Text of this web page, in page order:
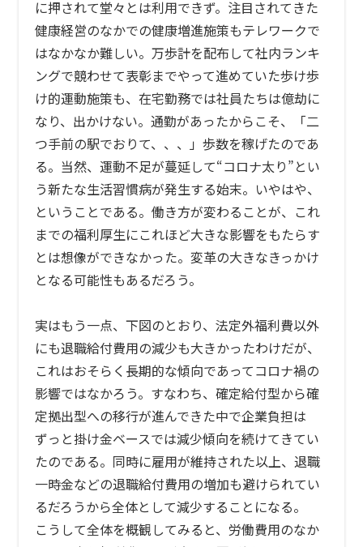
に押されて堂々とは利用できず。注目されてきた
健康経営のなかでの健康増進施策もテレワークで
はなかなか難しい。万歩計を配布して社内ランキ
ングで競わせて表彰までやって進めていた歩け歩
け的運動施策も、在宅勤務では社員たちは億劫に
なり、出かけない。通勤があったからこそ、「二
つ手前の駅でおりて、、、」歩数を稼げたのであ
る。当然、運動不足が蔓延して“コロナ太り”とい
う新たな生活習慣病が発生する始末。いやはや、
ということである。働き方が変わることが、これ
までの福利厚生にこれほど大きな影響をもたらす
とは想像ができなかった。変革の大きなきっかけ
となる可能性もあるだろう。
実はもう一点、下図のとおり、法定外福利費以外
にも退職給付費用の減少も大きかったわけだが、
これはおそらく長期的な傾向であってコロナ禍の
影響ではなかろう。すなわち、確定給付型から確
定拠出型への移行が進んできた中で企業負担は
ずっと掛け金ベースでは減少傾向を続けてきてい
たのである。同時に雇用が維持された以上、退職
一時金などの退職給付費用の増加も避けられてい
るだろうから全体として減少することになる。
こうして全体を概観してみると、労働費用のなか